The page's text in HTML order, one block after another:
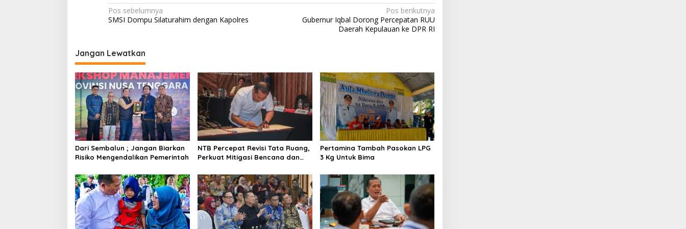
Navigasi
pos
Pos sebelumnya
SMSI Dompu Silaturahim dengan Kapolres
Pos berikutnya
Gubernur Iqbal Dorong Percepatan RUU
Daerah Kepulauan ke DPR RI
Jangan Lewatkan
Dari Sembalun ; Jangan Biarkan
Risiko Mengendalikan Pemerintah
NTB Percepat Revisi Tata Ruang,
Perkuat Mitigasi Bencana dan
Pertamina Tambah Pasokan LPG
3 Kg Untuk Bima